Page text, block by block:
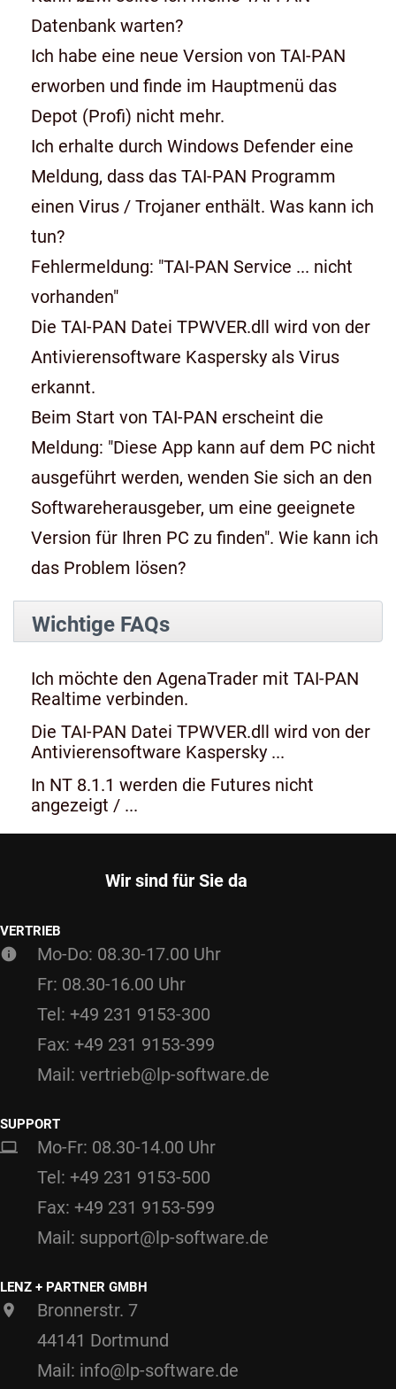
Datenbank warten?
Ich habe eine neue Version von TAI-PAN
erworben und finde im Hauptmenü das
Depot (Profi) nicht mehr.
Ich erhalte durch Windows Defender eine
Meldung, dass das TAI-PAN Programm
einen Virus / Trojaner enthält. Was kann ich
tun?
Fehlermeldung: "TAI-PAN Service ... nicht
vorhanden"
Die TAI-PAN Datei TPWVER.dll wird von der
Antivierensoftware Kaspersky als Virus
erkannt.
Beim Start von TAI-PAN erscheint die
Meldung: "Diese App kann auf dem PC nicht
ausgeführt werden, wenden Sie sich an den
Softwareherausgeber, um eine geeignete
Version für Ihren PC zu finden". Wie kann ich
das Problem lösen?
Wichtige FAQs
Ich möchte den AgenaTrader mit TAI-PAN
Realtime verbinden.
Die TAI-PAN Datei TPWVER.dll wird von der
Antivierensoftware Kaspersky ...
In NT 8.1.1 werden die Futures nicht
angezeigt / ...
Wir sind für Sie da
VERTRIEB
Mo-Do: 08.30-17.00 Uhr
Fr: 08.30-16.00 Uhr
Tel: +49 231 9153-300
Fax: +49 231 9153-399
Mail: vertrieb@lp-software.de
SUPPORT
Mo-Fr: 08.30-14.00 Uhr
Tel: +49 231 9153-500
Fax: +49 231 9153-599
Mail: support@lp-software.de
LENZ + PARTNER GMBH
Bronnerstr. 7
44141 Dortmund
Mail: info@lp-software.de